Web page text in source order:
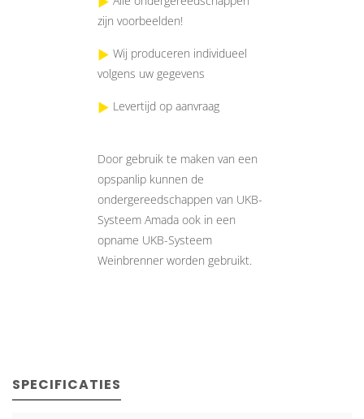
zijn voorbeelden!
Wij produceren individueel
volgens uw gegevens
Levertijd op aanvraag
Door gebruik te maken van een
opspanlip kunnen de
ondergereedschappen van UKB-
Systeem Amada ook in een
opname UKB-Systeem
Weinbrenner worden gebruikt.
SPECIFICATIES